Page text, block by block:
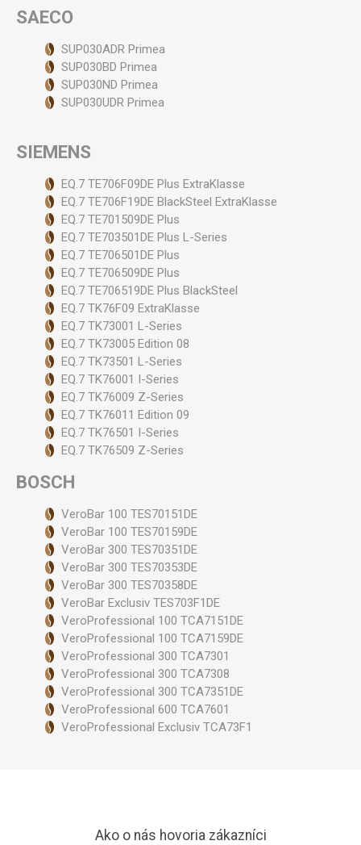
SAECO
SUP030ADR Primea
SUP030BD Primea
SUP030ND Primea
SUP030UDR Primea
SIEMENS
EQ.7 TE706F09DE Plus ExtraKlasse
EQ.7 TE706F19DE BlackSteel ExtraKlasse
EQ.7 TE701509DE Plus
EQ.7 TE703501DE Plus L-Series
EQ.7 TE706501DE Plus
EQ.7 TE706509DE Plus
EQ.7 TE706519DE Plus BlackSteel
EQ.7 TK76F09 ExtraKlasse
EQ.7 TK73001 L-Series
EQ.7 TK73005 Edition 08
EQ.7 TK73501 L-Series
EQ.7 TK76001 I-Series
EQ.7 TK76009 Z-Series
EQ.7 TK76011 Edition 09
EQ.7 TK76501 I-Series
EQ.7 TK76509 Z-Series
BOSCH
VeroBar 100 TES70151DE
VeroBar 100 TES70159DE
VeroBar 300 TES70351DE
VeroBar 300 TES70353DE
VeroBar 300 TES70358DE
VeroBar Exclusiv TES703F1DE
VeroProfessional 100 TCA7151DE
VeroProfessional 100 TCA7159DE
VeroProfessional 300 TCA7301
VeroProfessional 300 TCA7308
VeroProfessional 300 TCA7351DE
VeroProfessional 600 TCA7601
VeroProfessional Exclusiv TCA73F1
Ako o nás hovoria zákazníci